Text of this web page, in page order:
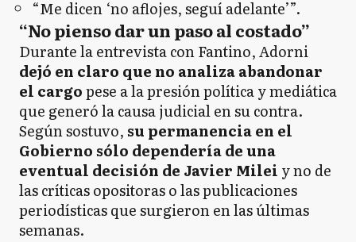
“Me dicen ‘no aflojes, seguí adelante’”.
“No pienso dar un paso al costado”
Durante la entrevista con Fantino, Adorni
dejó en claro que no analiza abandonar
el cargopese a la presión política y mediática
que generó la causa judicial en su contra.
Según sostuvo, su permanencia en el
Gobierno sólo dependería de una
eventual decisión de Javier Milei y no de
las críticas opositoras o las publicaciones
periodísticas que surgieron en las últimas
semanas.